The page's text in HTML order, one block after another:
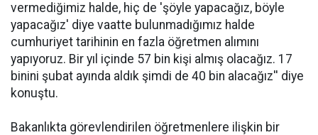
vermediğimiz halde, hiç de 'şöyle yapacağız, böyle
yapacağız' diye vaatte bulunmadığımız halde
cumhuriyet tarihinin en fazla öğretmen alımını
yapıyoruz. Bir yıl içinde 57 bin kişi almış olacağız. 17
binini şubat ayında aldık şimdi de 40 bin alacağız'' diye
konuştu.
Bakanlıkta görevlendirilen öğretmenlere ilişkin bir